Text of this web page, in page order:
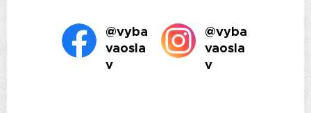
@vyba
vaosla
v
@vyba
vaosla
v